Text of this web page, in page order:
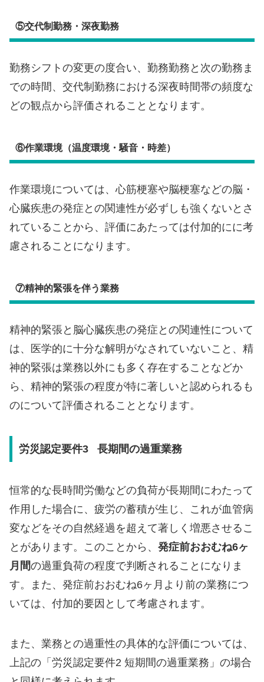
⑤交代制勤務・深夜勤務
勤務シフトの変更の度合い、勤務勤務と次の勤務ま
での時間、交代制勤務における深夜時間帯の頻度な
どの観点から評価されることとなります。
⑥作業環境（温度環境・騒音・時差）
作業環境については、心筋梗塞や脳梗塞などの脳・
心臓疾患の発症との関連性が必ずしも強くないとさ
れていることから、評価にあたっては付加的にに考
慮されることになります。
⑦精神的緊張を伴う業務
精神的緊張と脳心臓疾患の発症との関連性について
は、医学的に十分な解明がなされていないこと、精
神的緊張は業務以外にも多く存在することなどか
ら、精神的緊張の程度が特に著しいと認められるも
のについて評価されることとなります。
労災認定要件3 長期間の過重業務
恒常的な長時間労働などの負荷が長期間にわたって
作用した場合に、疲労の蓄積が生じ、これが血管病
変などをその自然経過を超えて著しく増悪させるこ
とがあります。このことから、 発症前おおむね6ヶ
月間の過重負荷の程度で判断されることになりま
す。また、発症前おおむね6ヶ月より前の業務につ
いては、付加的要因として考慮されます。
また、業務との過重性の具体的な評価については、
上記の「労災認定要件2 短期間の過重業務」の場合